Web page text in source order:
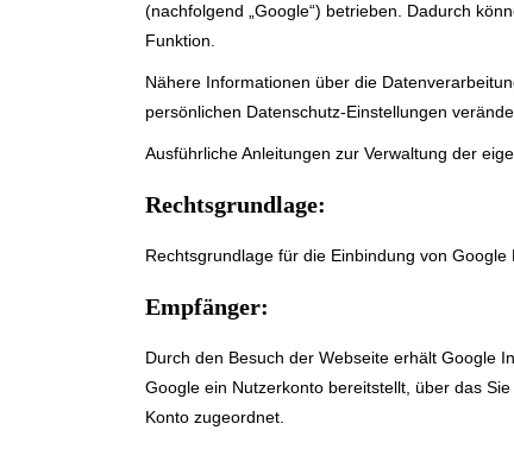
(nachfolgend „Google“) betrieben. Dadurch
Funktion.
Nähere Informationen über die
persönlichen Datenschutz-Einstellungen
Ausführliche Anleitungen zur Verwaltung der
Rechtsgrundlage:
Rechtsgrundlage für die Einbindung von
Empfänger:
Durch den Besuch der Webseite erhält Google
Google ein Nutzerkonto bereitstellt, über das
Konto zugeordnet.